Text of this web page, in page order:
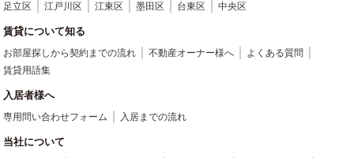
足立区 江戸川区 江東区 墨田区 台東区 中央区
賃貸について知る
お部屋探しから契約までの流れ 不動産オーナー様へ
よくある質問
賃貸用語集
入居者様へ
専用問い合わせフォーム 入居までの流れ
当社について